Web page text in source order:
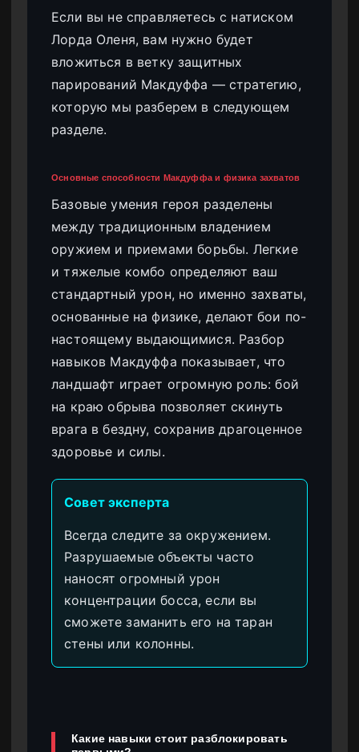
Если вы не справляетесь с натиском
Лорда Оленя, вам нужно будет
вложиться в ветку защитных
парирований Макдуффа — стратегию,
которую мы разберем в следующем
разделе.
Основные способности Макдуффа и физика захватов
Базовые умения героя разделены
между традиционным владением
оружием и приемами борьбы. Легкие
и тяжелые комбо определяют ваш
стандартный урон, но именно захваты,
основанные на физике, делают бои по-
настоящему выдающимися. Разбор
навыков Макдуффа показывает, что
ландшафт играет огромную роль: бой
на краю обрыва позволяет скинуть
врага в бездну, сохранив драгоценное
здоровье и силы.
Совет эксперта
Всегда следите за окружением.
Разрушаемые объекты часто
наносят огромный урон
концентрации босса, если вы
сможете заманить его на таран
стены или колонны.
Какие навыки стоит разблокировать